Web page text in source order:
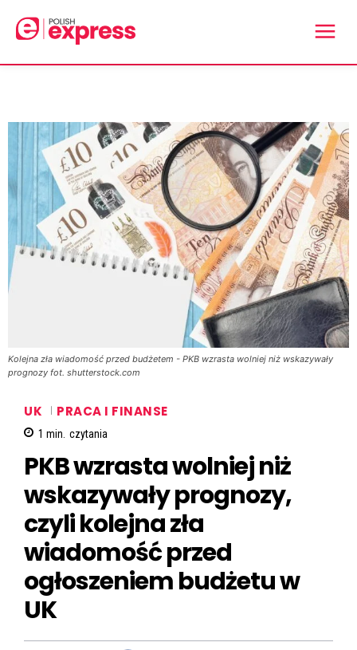
Kolejna zła wiadomość przed budżetem - PKB wzrasta wolniej niż wskazywały
prognozy fot. shutterstock.com
UK PRACA I FINANSE
1 min. czytania
PKB wzrasta wolniej niż
wskazywały prognozy,
czyli kolejna zła
wiadomość przed
ogłoszeniem budżetu w
UK